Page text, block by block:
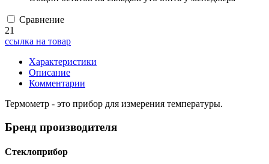
Сравнение
21
ссылка на товар
Характеристики
Описание
Комментарии
Термометр - это прибор для измерения температуры.
Бренд производителя
Стеклоприбор